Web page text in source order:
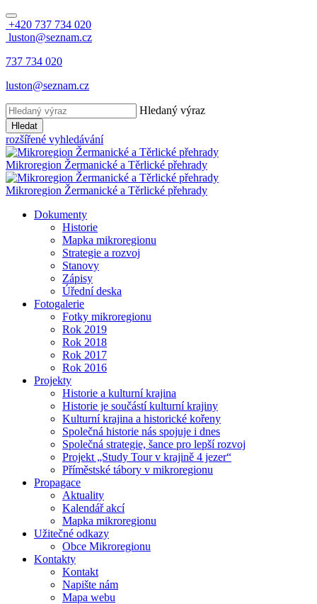
+420 737 734 020
luston@seznam.cz
737 734 020
luston@seznam.cz
Hledaný výraz
Hledat
rozšířené vyhledávání
Mikroregion Žermanické a Těrlické přehrady
Mikroregion Žermanické a Těrlické přehrady
Dokumenty
Historie
Mapka mikroregionu
Strategie a rozvoj
Stanovy
Zápisy
Úřední deska
Fotogalerie
Fotky mikroregionu
Rok 2019
Rok 2018
Rok 2017
Rok 2016
Projekty
Historie a kulturní krajina
Historie je součástí kulturní krajiny
Kulturní krajina a historické kořeny
Společná historie nás spojuje i dnes
Společná strategie, šance pro lepší rozvoj
Projekt „Study Tour v krajině 4 jezer“
Příměstské tábory v mikroregionu
Propagace
Aktuality
Kalendář akcí
Mapka mikroregionu
Užitečné odkazy
Obce Mikroregionu
Kontakty
Kontakt
Napište nám
Mapa webu